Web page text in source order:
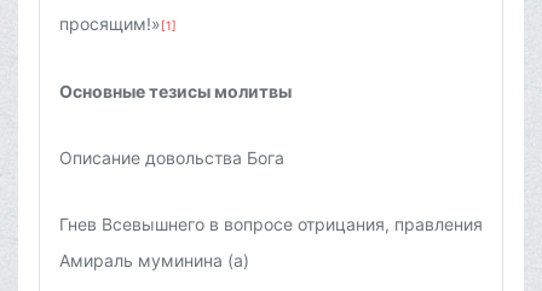
просящим!»[1]
Основные тезисы молитвы
Описание довольства Бога
Гнев Всевышнего в вопросе отрицания, правления
Амираль муминина (а)